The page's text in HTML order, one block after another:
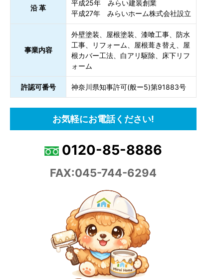
沿 革
平成25年 みらい建装創業
平成27年 みらいホーム株式会社設立
事業内容
外壁塗装、屋根塗装、漆喰工事、防水
工事、リフォーム、屋根葺き替え、屋
根カバー工法、白アリ駆除、床下リフ
ォーム
許認可番号 神奈川県知事許可(般ー5)第91883号
お気軽にお電話ください!
0120-85-8886
FAX:045-744-6294